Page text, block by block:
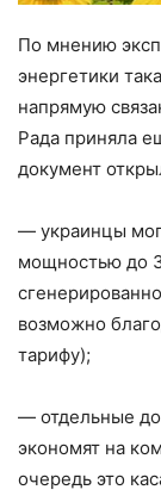
По мнению
энергетики
напрямую
Рада приняла
документ
— украинцы
мощностью до
возможно
тарифу);
— отдельные
экономят на
очередь это